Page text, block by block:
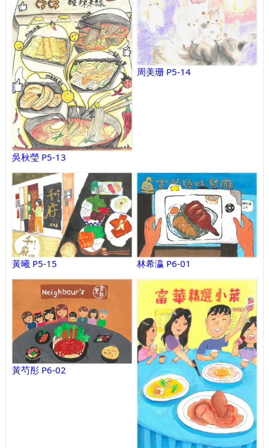
吳秋瑩 P5-13
周美珊 P5-14
黃曦 P5-15 林希瀛 P6-01
黃芍彤 P6-02